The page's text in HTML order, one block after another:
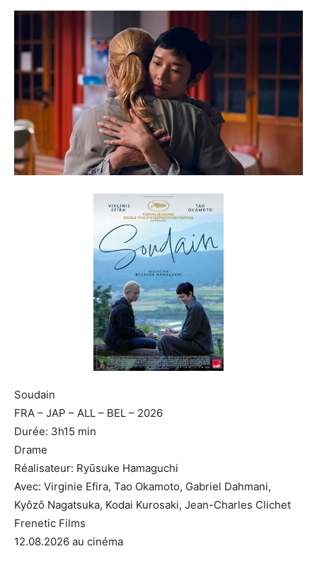
Soudain
FRA – JAP – ALL – BEL – 2026
Durée: 3h15 min
Drame
Réalisateur: Ryūsuke Hamaguchi
Avec: Virginie Efira, Tao Okamoto, Gabriel Dahmani,
Kyôzô Nagatsuka, Kodai Kurosaki, Jean-Charles Clichet
Frenetic Films
12.08.2026 au cinéma